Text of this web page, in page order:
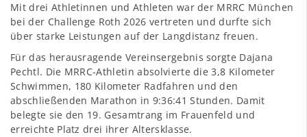
Mit drei Athletinnen und Athleten war der MRRC München
bei der Challenge Roth 2026 vertreten und durfte sich
über starke Leistungen auf der Langdistanz freuen.
Für das herausragende Vereinsergebnis sorgte Dajana
Pechtl. Die MRRC-Athletin absolvierte die 3,8 Kilometer
Schwimmen, 180 Kilometer Radfahren und den
abschließenden Marathon in 9:36:41 Stunden. Damit
belegte sie den 19. Gesamtrang im Frauenfeld und
erreichte Platz drei ihrer Altersklasse.